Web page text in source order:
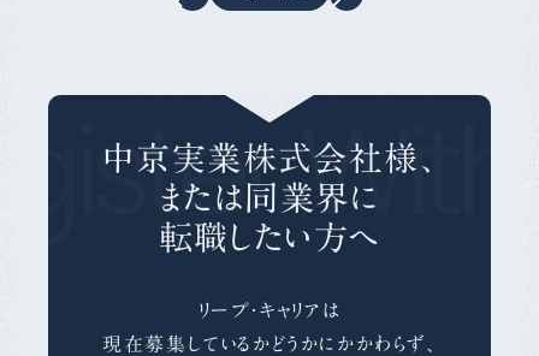
With
中京実業株式会社様、
または同業界に
転職したい方へ
リープ・キャリアは
現在募集しているかどうかにかかわらず、